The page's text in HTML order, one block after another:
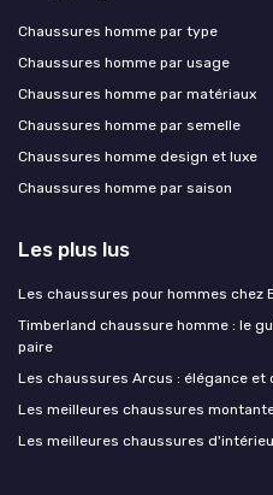
Chaussures homme par type
Chaussures homme par usage
Chaussures homme par matériaux
Chaussures homme par semelle
Chaussures homme design et luxe
Chaussures homme par saison
Les plus lus
Les chaussures pour hommes chez
Timberland chaussure homme : le
paire
Les chaussures Arcus : élégance et
Les meilleures chaussures
Les meilleures chaussures